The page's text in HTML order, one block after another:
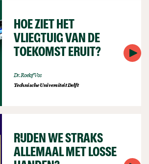
HOE ZIET HET
VLIEGTUIG VAN DE
TOEKOMST ERUIT?
Dr. Roelof Vos
Technische Universiteit Delft
RIJDEN WE STRAKS
ALLEMAAL MET LOSSE